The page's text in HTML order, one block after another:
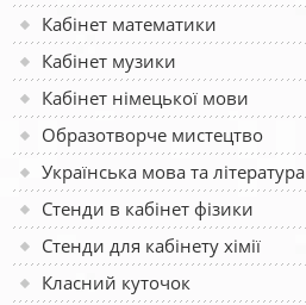
Кабінет математики
Кабінет музики
Кабінет німецької мови
Образотворче мистецтво
Українська мова та література
Стенди в кабінет фізики
Стенди для кабінету хімії
Класний куточок